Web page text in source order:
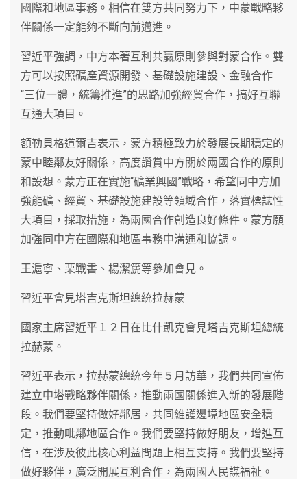
國際和地區事務。相信在雙方共同努力下，中蒙戰略夥
伴關係一定能夠不斷向前邁進。
習近平強調，中方本著互利共贏原則參與對蒙合作。雙
方可以按照礦產資源開發、基礎設施建設、金融合作
“三位一體，統籌推進”的思路加強經貿合作，搞好互聯
互通大項目。
額勒貝格道爾吉表示，蒙方積極致力於發展長期穩定的
蒙中睦鄰友好關係，高度讚賞中方關於兩國合作的原則
和設想。蒙方正在實施“礦業興國”戰略，希望同中方加
強能礦、經貿、基礎設施建設等領域合作，落實標誌性
大項目，採取措施，為兩國合作創造良好條件。蒙方願
加強同中方在國際和地區事務中溝通和協調。
王滬寧、栗戰書、楊潔篪等參加會見。
習近平會見塔吉克斯坦總統拉赫蒙
國家主席習近平１２日在比什凱克會見塔吉克斯坦總統
拉赫蒙。
習近平表示，拉赫蒙總統今年５月訪華，我們共同宣佈
建立中塔戰略夥伴關係，推動兩國關係進入新的發展階
段。我們要堅持做好鄰居，共同維護邊境地區安全穩
定，推動毗鄰地區合作。我們要堅持做好朋友，增進互
信，在涉及彼此核心利益問題上相互支持。我們要堅持
做好夥伴，廣泛開展互利合作，為兩國人民謀福祉。